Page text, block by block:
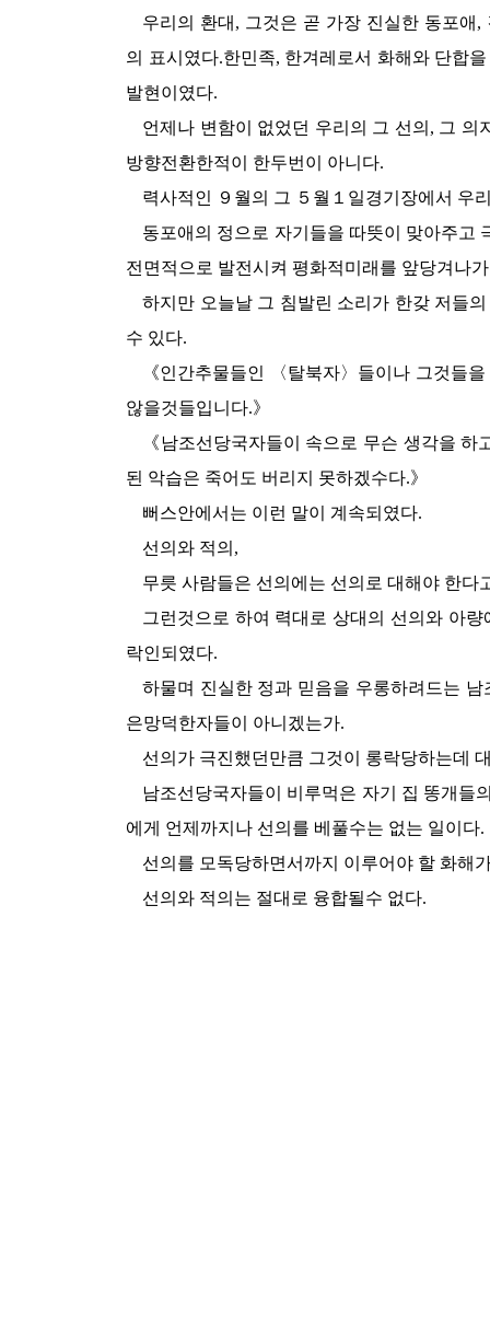
우리의 환대, 그것은 곧 가장 진실한 동포애
의 표시였다.한민족, 한겨레로서 화해와 단합
발현이였다.
언제나 변함이 없었던 우리의 그 선의, 그
방향전환한적이 한두번이 아니다.
력사적인 ９월의 그 ５월１일경기장에서 우
동포애의 정으로 자기들을 따뜻이 맞아주고
전면적으로 발전시켜 평화적미래를 앞당겨나
하지만 오늘날 그 침발린 소리가 한갖 저들
수 있다.
《인간추물들인 〈탈북자〉들이나 그것들
않을것들입니다.》
《남조선당국자들이 속으로 무슨 생각을
된 악습은 죽어도 버리지 못하겠수다.》
뻐스안에서는 이런 말이 계속되였다.
선의와 적의,
무릇 사람들은 선의에는 선의로 대해야 한
그런것으로 하여 력대로 상대의 선의와 아
락인되였다.
하물며 진실한 정과 믿음을 우롱하려드는
은망덕한자들이 아니겠는가.
선의가 극진했던만큼 그것이 롱락당하는데
남조선당국자들이 비루먹은 자기 집 똥개들
에게 언제까지나 선의를 베풀수는 없는 일이다.
선의를 모독당하면서까지 이루어야 할 화해
선의와 적의는 절대로 융합될수 없다.